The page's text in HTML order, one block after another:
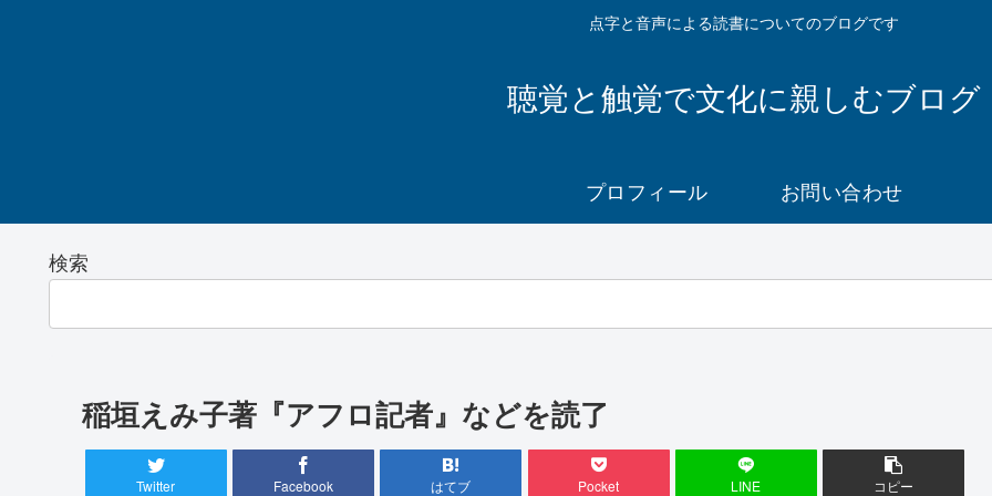
点字と音声による読書についてのブログです
聴覚と触覚で文化に親しむブログ
プロフィール お問い合わせ
検索
稲垣えみ子著『アフロ記者』などを読了
Twitter Facebook はてブ Pocket LINE コピー